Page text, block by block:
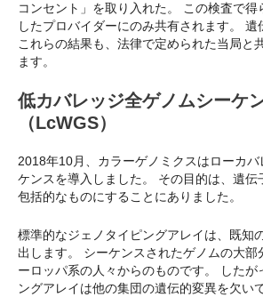
コンセント」を取り入れた。 この検査で得
したプロバイダーにのみ共有されます。 遺
これらの結果も、法律で定められた当局と
ます。
低カバレッジ全ゲノムシーケ
（LcWGS）
2018年10月、カラーゲノミクスはローカ
ケンスを導入しました。 その目的は、遺伝
包括的なものにすることにありました。
標準的なジェノタイピングアレイは、既知
出します。 シーケンスされたゲノムの大部
ーロッパ系の人々からのものです。 したが
ングアレイは他の集団の遺伝的変異を欠い